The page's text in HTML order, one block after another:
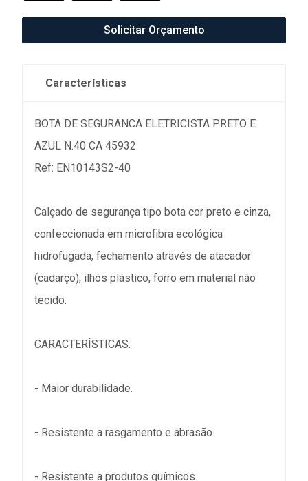
Solicitar Orçamento
Características
BOTA DE SEGURANCA ELETRICISTA PRETO E
AZUL N.40 CA 45932
Ref: EN10143S2-40
Calçado de segurança tipo bota cor preto e cinza,
confeccionada em microfibra ecológica
hidrofugada, fechamento através de atacador
(cadarço), ilhós plástico, forro em material não
tecido.
CARACTERÍSTICAS:
- Maior durabilidade.
- Resistente a rasgamento e abrasão.
- Resistente a produtos químicos.